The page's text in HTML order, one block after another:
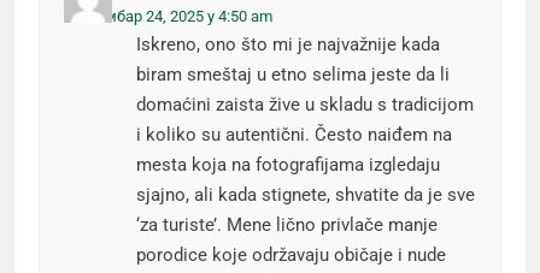
септембар 24, 2025 у 4:50 am
Iskreno, ono što mi je najvažnije kada
biram smeštaj u etno selima jeste da li
domaćini zaista žive u skladu s tradicijom
i koliko su autentični. Često naiđem na
mesta koja na fotografijama izgledaju
sjajno, ali kada stignete, shvatite da je sve
‘za turiste’. Mene lično privlače manje
porodice koje održavaju običaje i nude